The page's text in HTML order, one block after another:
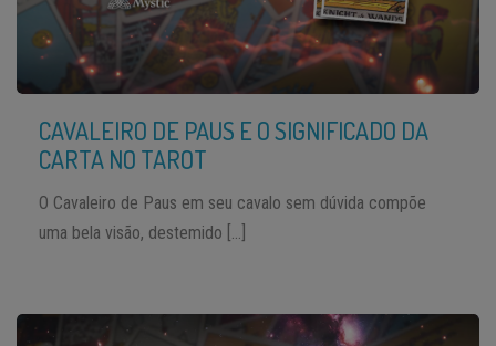
CAVALEIRO DE PAUS E O SIGNIFICADO DA
CARTA NO TAROT
O Cavaleiro de Paus em seu cavalo sem dúvida compõe
uma bela visão, destemido […]